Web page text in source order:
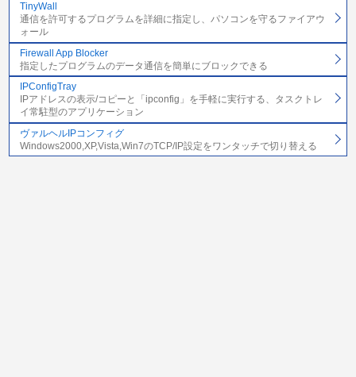
TinyWall
通信を許可するプログラムを詳細に指定し、パソコンを守るファイアウ
ォール
Firewall App Blocker
指定したプログラムのデータ通信を簡単にブロックできる
IPConfigTray
IPアドレスの表示/コピーと「ipconfig」を手軽に実行する、タスクトレ
イ常駐型のアプリケーション
ヴァルヘルIPコンフィグ
Windows2000,XP,Vista,Win7のTCP/IP設定をワンタッチで切り替える